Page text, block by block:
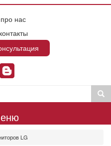
нас
LG